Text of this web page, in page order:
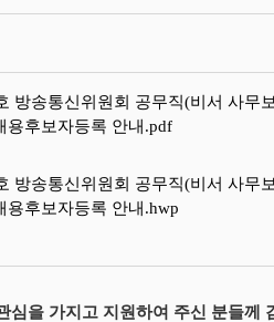
방송통신위원회 공무직(비서 사무
용후보자등록 안내.pdf
방송통신위원회 공무직(비서 사무
용후보자등록 안내.hwp
심을 가지고 지원하여 주신 분들께